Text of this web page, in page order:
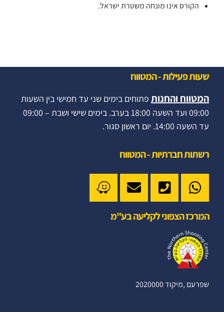
הקורס אינו מונחה משטרת ישראל.
שעות פעילות - המטווח
המטווח והחנות פתוחים בימים שני עד חמישי בין השעות
09:00 ועד השעה 18:00 בערב. בימים שישי ושבת – 09:00
עד השעה 14:00. יום ראשון סגור.
רשתות חברתיות - המטווח
המרכז הצפוני לקליעה בע"מ
שפרעם ,מיקוד 2020000